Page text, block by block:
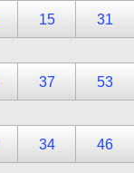
15 31
37 53
34 46